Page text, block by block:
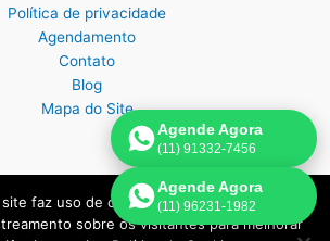
Política de privacidade
Agendamento
Contato
Blog
Mapa do Site
Técnica Brastemp em São Paulo |
Agende Agora
(11) 91332-7456
Agende Agora
(11) 96231-1982
faz uso de cookies que podem conter
sobre os visitantes para melhorar